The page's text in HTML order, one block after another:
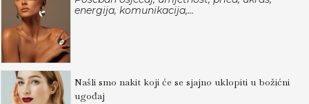
energija, komunikacija,...
Našli smo nakit koji će se sjajno uklopiti u božićni
ugođaj